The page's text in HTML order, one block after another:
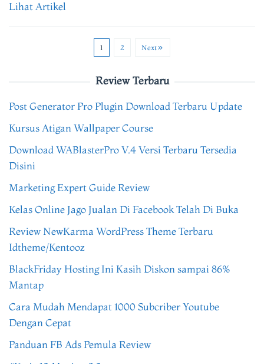
Lihat Artikel
1 2 Next
Review Terbaru
Post Generator Pro Plugin Download Terbaru Update
Kursus Atigan Wallpaper Course
Download WABlasterPro V.4 Versi Terbaru Tersedia
Disini
Marketing Expert Guide Review
Kelas Online Jago Jualan Di Facebook Telah Di Buka
Review NewKarma WordPress Theme Terbaru
Idtheme/Kentooz
BlackFriday Hosting Ini Kasih Diskon sampai 86%
Mantap
Cara Mudah Mendapat 1000 Subcriber Youtube
Dengan Cepat
Panduan FB Ads Pemula Review